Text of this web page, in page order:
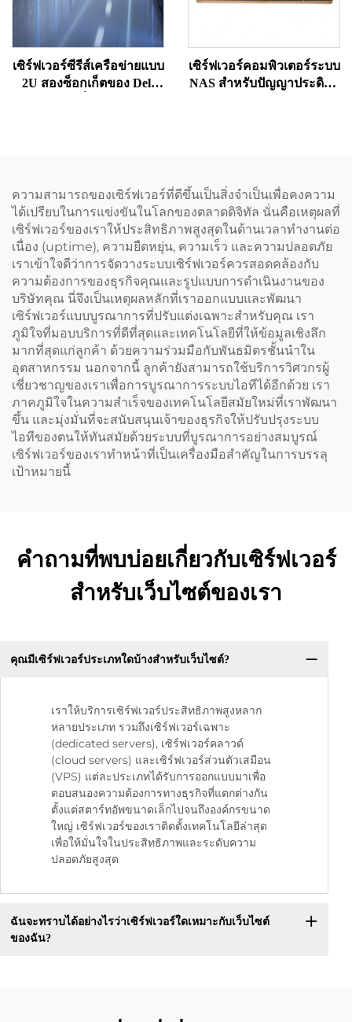
เซิร์ฟเวอร์ซีรีส์เครือข่ายแบบ
2U สองซ็อกเก็ตของ Dell
เซิร์ฟเวอร์คอมพิวเตอร์ระบบ
NAS สำหรับปัญญาประดิษฐ์
ในราคาที่คุ้มค่า
ความสามารถของเซิร์ฟเวอร์ที่ดีขึ้นเป็นสิ่งจำเป็นเพื่อคงความ
ได้เปรียบในการแข่งขันในโลกของตลาดดิจิทัล นั่นคือเหตุผลที่
เซิร์ฟเวอร์ของเราให้ประสิทธิภาพสูงสุดในด้านเวลาทำงานต่อ
เนื่อง (uptime), ความยืดหยุ่น, ความเร็ว และความปลอดภัย
เราเข้าใจดีว่าการจัดวางระบบเซิร์ฟเวอร์ควรสอดคล้องกับ
ความต้องการของธุรกิจคุณและรูปแบบการดำเนินงานของ
บริษัทคุณ นี่จึงเป็นเหตุผลหลักที่เราออกแบบและพัฒนา
เซิร์ฟเวอร์แบบบูรณาการที่ปรับแต่งเฉพาะสำหรับคุณ เรา
ภูมิใจที่มอบบริการที่ดีที่สุดและเทคโนโลยีที่ให้ข้อมูลเชิงลึก
มากที่สุดแก่ลูกค้า ด้วยความร่วมมือกับพันธมิตรชั้นนำใน
อุตสาหกรรม นอกจากนี้ ลูกค้ายังสามารถใช้บริการวิศวกรผู้
เชี่ยวชาญของเราเพื่อการบูรณาการระบบไอทีได้อีกด้วย เรา
ภาคภูมิใจในความสำเร็จของเทคโนโลยีสมัยใหม่ที่เราพัฒนา
ขึ้น และมุ่งมั่นที่จะสนับสนุนเจ้าของธุรกิจให้ปรับปรุงระบบ
ไอทีของตนให้ทันสมัยด้วยระบบที่บูรณาการอย่างสมบูรณ์
เซิร์ฟเวอร์ของเราทำหน้าที่เป็นเครื่องมือสำคัญในการบรรลุ
เป้าหมายนี้
คำถามที่พบบ่อยเกี่ยวกับเซิร์ฟเวอร์
สำหรับเว็บไซต์ของเรา
คุณมีเซิร์ฟเวอร์ประเภทใดบ้างสำหรับเว็บไซต์?
เราให้บริการเซิร์ฟเวอร์ประสิทธิภาพสูงหลาก
หลายประเภท รวมถึงเซิร์ฟเวอร์เฉพาะ
(dedicated servers), เซิร์ฟเวอร์คลาวด์
(cloud servers) และเซิร์ฟเวอร์ส่วนตัวเสมือน
(VPS) แต่ละประเภทได้รับการออกแบบมาเพื่อ
ตอบสนองความต้องการทางธุรกิจที่แตกต่างกัน
ตั้งแต่สตาร์ทอัพขนาดเล็กไปจนถึงองค์กรขนาด
ใหญ่ เซิร์ฟเวอร์ของเราติดตั้งเทคโนโลยีล่าสุด
เพื่อให้มั่นใจในประสิทธิภาพและระดับความ
ปลอดภัยสูงสุด
ฉันจะทราบได้อย่างไรว่าเซิร์ฟเวอร์ใดเหมาะกับเว็บไซต์
ของฉัน?